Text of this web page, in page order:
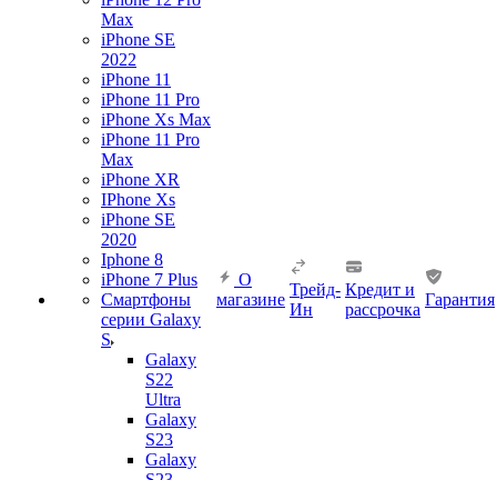
Max
iPhone SE
2022
iPhone 11
iPhone 11 Pro
iPhone Xs Max
iPhone 11 Pro
Max
iPhone XR
IPhone Xs
iPhone SE
2020
Iphone 8
iPhone 7 Plus
Смартфоны
серии Galaxy
S
Galaxy
S22
Ultra
Galaxy
S23
Galaxy
О
магазине
Трейд-
Ин
Кредит и
рассрочка
Гарантия